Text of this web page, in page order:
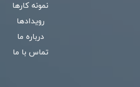
نمونه کارها
رویدادها
درباره ما
تماس با ما